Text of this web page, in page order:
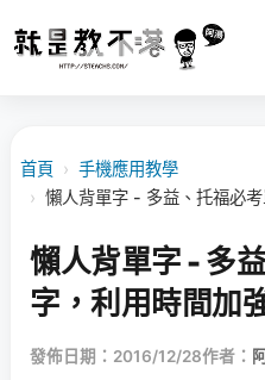
首頁 › 手機應用教學
› 懶人背單字 - 多益、托福必
懶人背單字 - 多
字，利用時間加
發佈日期：2016/12/28作者：